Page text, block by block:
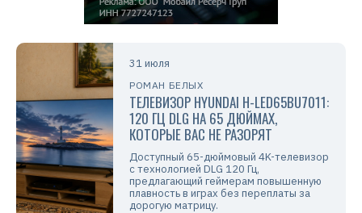
31 июля
РОМАН БЕЛЫХ
ТЕЛЕВИЗОР HYUNDAI H-LED65BU7011:
120 ГЦ DLG НА 65 ДЮЙМАХ,
КОТОРЫЕ ВАС НЕ РАЗОРЯТ
Доступный 65-дюймовый 4K-телевизор
с технологией DLG 120 Гц,
предлагающий геймерам повышенную
плавность в играх без переплаты за
дорогую матрицу.